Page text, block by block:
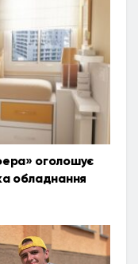
оголошує
обладнання